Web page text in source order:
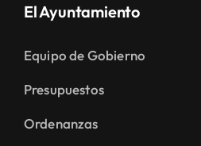
El Ayuntamiento
Equipo de Gobierno
Presupuestos
Ordenanzas